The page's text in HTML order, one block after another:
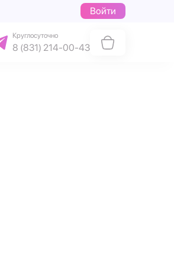
Войти
Круглосуточно
8 (831) 214-00-43